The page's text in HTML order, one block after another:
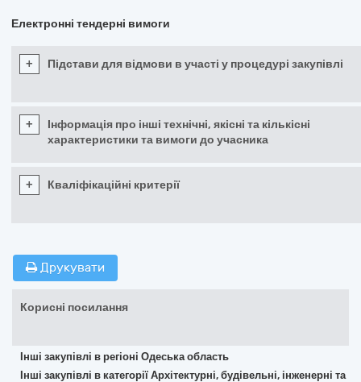
Електронні тендерні вимоги
+ Підстави для відмови в участі у процедурі закупівлі
+
Інформація про інші технічні, якісні та кількісні
характеристики та вимоги до учасника
+ Кваліфікаційні критерії
Друкувати
Корисні посилання
Інші закупівлі в регіоні Одеська область
Інші закупівлі в категорії Архітектурні, будівельні, інженерні та